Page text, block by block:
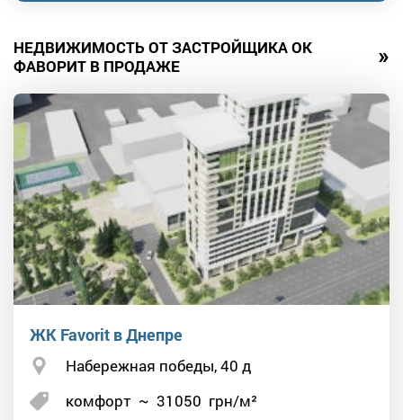
НЕДВИЖИМОСТЬ ОТ ЗАСТРОЙЩИКА ОК
ФАВОРИТ В ПРОДАЖЕ
»
ЖК Favorit в Днепре
Набережная победы, 40 д
комфорт ~ 31050 грн/м²